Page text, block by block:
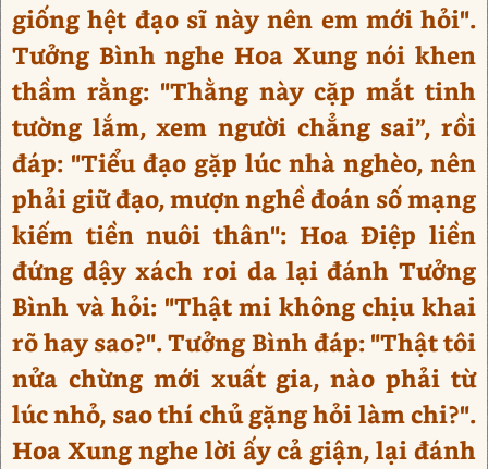
giống hệt đạo sĩ này nên em mới hỏi".
Tưởng Bình nghe Hoa Xung nói khen
thầm rằng: "Thằng này cặp mắt tinh
tường lắm, xem người chẳng sai”, rồi
đáp: "Tiểu đạo gặp lúc nhà nghèo, nên
phải giữ đạo, mượn nghề đoán số mạng
kiếm tiền nuôi thân": Hoa Điệp liền
đứng dậy xách roi da lại đánh Tưởng
Bình và hỏi: "Thật mi không chịu khai
rõ hay sao?". Tưởng Bình đáp: "Thật tôi
nửa chừng mới xuất gia, nào phải từ
lúc nhỏ, sao thí chủ gặng hỏi làm chi?".
Hoa Xung nghe lời ấy cả giận, lại đánh